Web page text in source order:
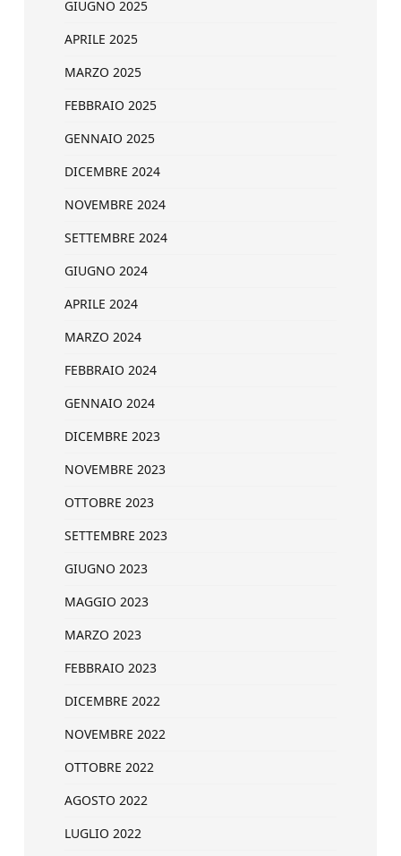
GIUGNO 2025
APRILE 2025
MARZO 2025
FEBBRAIO 2025
GENNAIO 2025
DICEMBRE 2024
NOVEMBRE 2024
SETTEMBRE 2024
GIUGNO 2024
APRILE 2024
MARZO 2024
FEBBRAIO 2024
GENNAIO 2024
DICEMBRE 2023
NOVEMBRE 2023
OTTOBRE 2023
SETTEMBRE 2023
GIUGNO 2023
MAGGIO 2023
MARZO 2023
FEBBRAIO 2023
DICEMBRE 2022
NOVEMBRE 2022
OTTOBRE 2022
AGOSTO 2022
LUGLIO 2022